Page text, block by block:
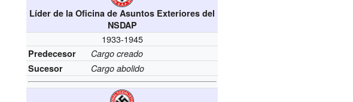
Líder de la Oficina de Asuntos Exteriores del
NSDAP
1933-1945
Predecesor
Cargo creado
Sucesor
Cargo abolido